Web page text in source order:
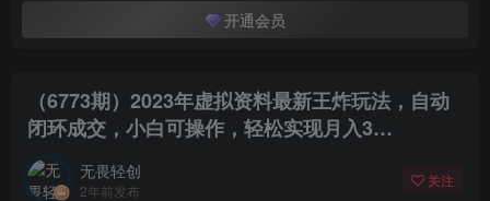
开通会员
（6773期）2023年虚拟资料最新王炸玩法，自动
闭环成交，小白可操作，轻松实现月入3…
无畏轻创
2年前发布
关注